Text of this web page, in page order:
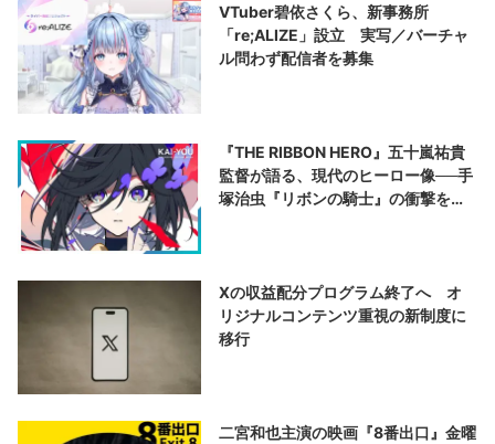
VTuber碧依さくら、新事務所
「re;ALIZE」設立 実写／バーチャ
ル問わず配信者を募集
『THE RIBBON HERO』五十嵐祐貴
監督が語る、現代のヒーロー像──手
塚治虫『リボンの騎士』の衝撃を再
Xの収益配分プログラム終了へ オ
リジナルコンテンツ重視の新制度に
移行
二宮和也主演の映画『8番出口』金曜